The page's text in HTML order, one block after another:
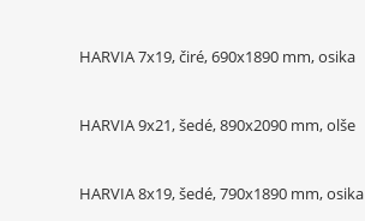
HARVIA 7x19, čiré, 690x1890 mm, osika
HARVIA 9x21, šedé, 890x2090 mm, olše
HARVIA 8x19, šedé, 790x1890 mm, osika